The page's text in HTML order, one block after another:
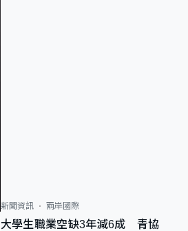
新聞資訊 兩岸國際
大學生職業空缺3年減6成 青協